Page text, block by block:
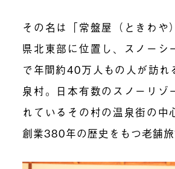
その名は「常盤屋（ときわや
県北東部に位置し、スノーシ
で年間約40万人もの人が訪れ
泉村。日本有数のスノーリゾ
れているその村の温泉街の中
創業380年の歴史をもつ老舗旅